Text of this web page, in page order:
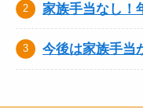
家族手当なし！
今後は家族手当